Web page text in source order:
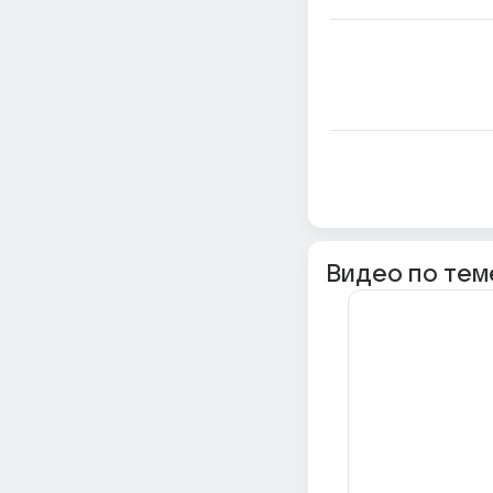
Видео по